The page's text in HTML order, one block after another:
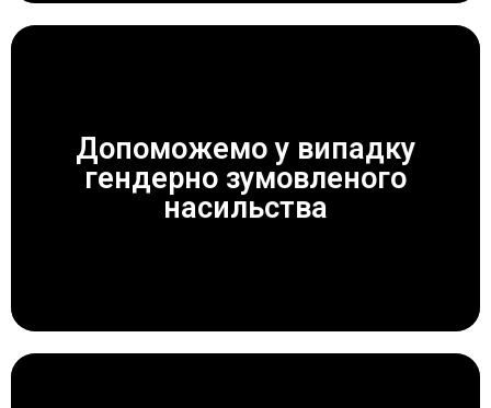
Допоможемо у випадку
гендерно зумовленого
насильства
ЗАВЖДИ ДОПОМОЖЕМО!